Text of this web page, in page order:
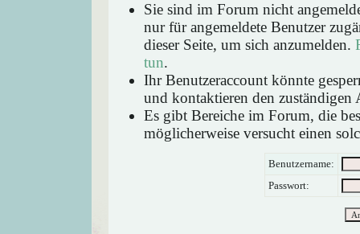
Sie sind im Forum nicht
nur für angemeldete Benutzer
dieser Seite, um sich anzumelden.
tun.
Ihr Benutzeraccount könnte
und kontaktieren den zuständigen
Es gibt Bereiche im Forum, die
möglicherweise versucht einen
Benutzername:
Passwort: